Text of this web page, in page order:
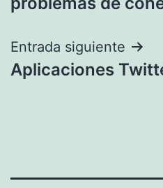
Entrada siguiente
Aplicaciones